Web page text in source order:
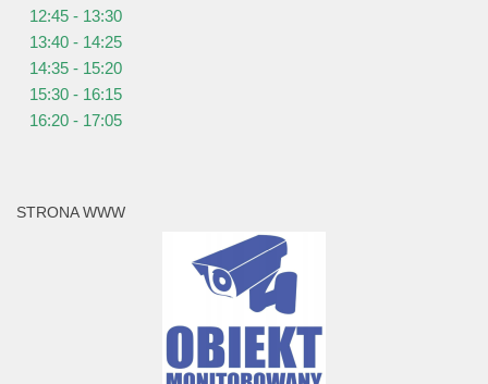
12:45 - 13:30
13:40 - 14:25
14:35 - 15:20
15:30 - 16:15
16:20 - 17:05
STRONA WWW